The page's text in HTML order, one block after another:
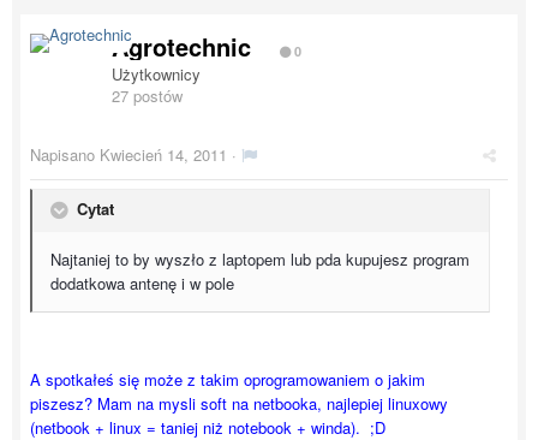
Agrotechnic 0
Użytkownicy
27 postów
Napisano Kwiecień 14, 2011 ·
Cytat
Najtaniej to by wyszło z laptopem lub pda kupujesz program
dodatkowa antenę i w pole
A spotkałeś się może z takim oprogramowaniem o jakim
piszesz? Mam na mysli soft na netbooka, najlepiej linuxowy
(netbook + linux = taniej niż notebook + winda). ;D